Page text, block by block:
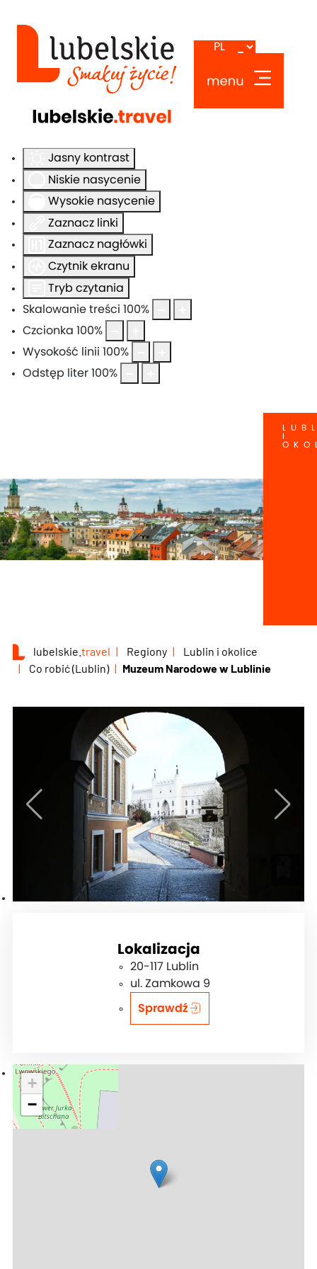
Ułatwienia dostępu
Odwróć kolory
Monochromatyczny
Jasny kontrast
Niskie nasycenie
Wysokie nasycenie
Zaznacz linki
Zaznacz nagłówki
Czytnik ekranu
Tryb czytania
Skalowanie treści 100%
Czcionka 100%
Wysokość linii 100%
Odstęp liter 100%
I
lubelskie.travel Regiony
Lublin i okolice
Co robić (Lublin)
Muzeum Narodowe w Lublinie
+
−
Lokalizacja
20-117 Lublin
ul. Zamkowa 9
Sprawdź